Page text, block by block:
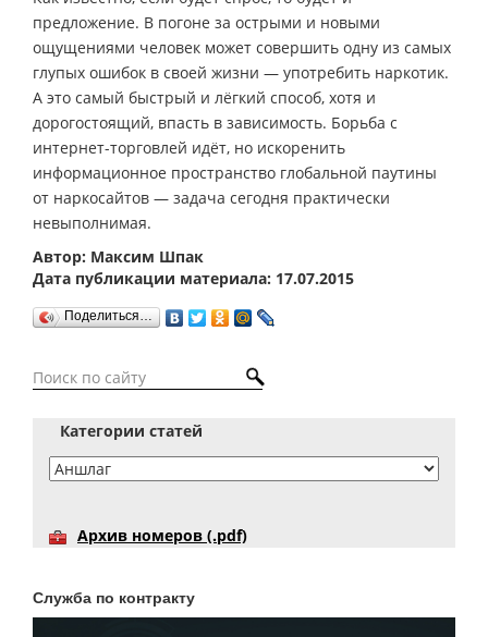
предложение. В погоне за острыми и новыми
ощущениями человек может совершить одну из самых
глупых ошибок в своей жизни — употребить наркотик.
А это самый быстрый и лёгкий способ, хотя и
дорогостоящий, впасть в зависимость. Борьба с
интернет-торговлей идёт, но искоренить
информационное пространство глобальной паутины
от наркосайтов — задача сегодня практически
невыполнимая.
Автор: Максим Шпак
Дата публикации материала: 17.07.2015
Поделиться…
Категории статей
Архив номеров (.pdf)
Служба по контракту